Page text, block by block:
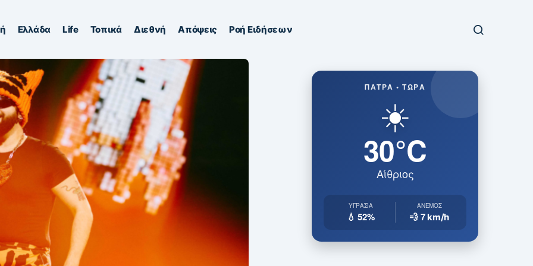
Ελλάδα Life Τοπικά Διεθνή Απόψεις Ροή Ειδήσεων
ΠΆΤΡΑ • ΤΏΡΑ
☀️
30°C
Αίθριος
ΥΓΡΑΣΊΑ
💧 52%
ΆΝΕΜΟΣ
💨 7km/h